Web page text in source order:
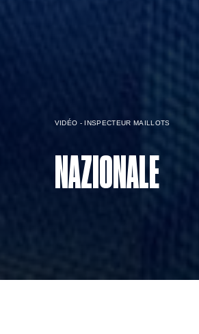
VIDÉO - INSPECTEUR MAILLOTS
NAZIONALE